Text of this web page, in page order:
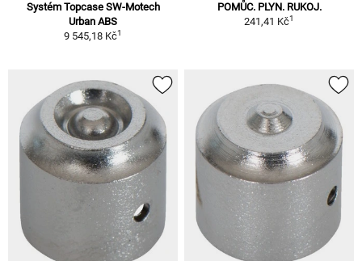
Systém Topcase SW-Motech
Urban ABS
9 545,18 Kč1
POMŮC. PLYN. RUKOJ.
241,41 Kč1